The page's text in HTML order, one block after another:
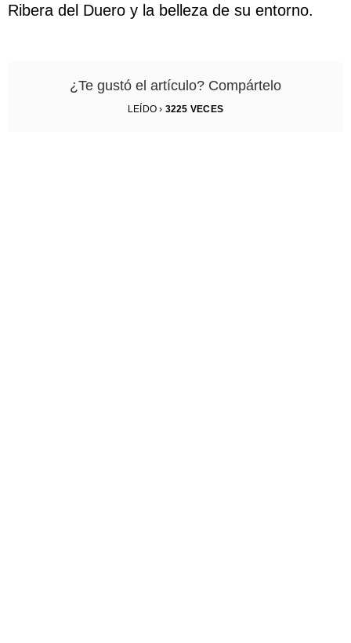
Ribera del Duero y la belleza de su entorno.
¿Te gustó el artículo? Compártelo
LEÍDO › 3225 VECES